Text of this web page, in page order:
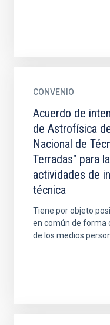
CONVENIO
Acuerdo de
de Astrofísica
Nacional de
Terradas" para
actividades de
técnica
Tiene por objeto
en común de forma
de los medios